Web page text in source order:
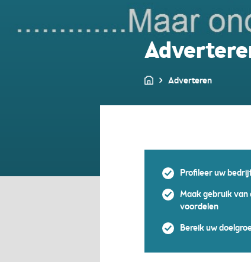
Adverteren
Profileer uw
Maak gebruik van
voordelen
Bereik uw